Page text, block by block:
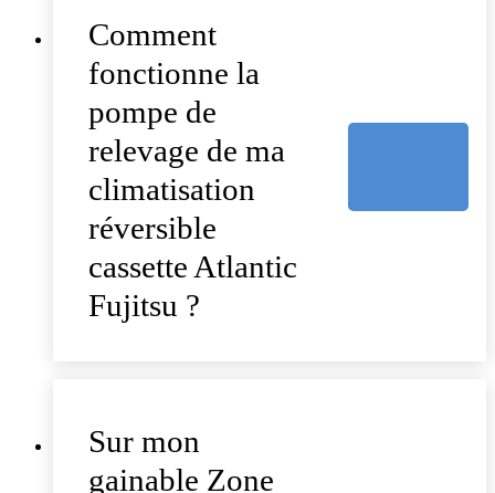
Comment
fonctionne la
pompe de
relevage de ma
climatisation
réversible
cassette Atlantic
Fujitsu ?
Sur mon
gainable Zone